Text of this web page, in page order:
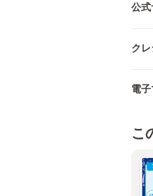
公式
ク
電
こ